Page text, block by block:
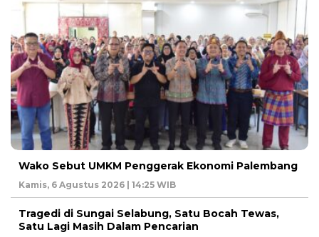
Wako Sebut UMKM Penggerak Ekonomi Palembang
Kamis, 6 Agustus 2026 | 14:25 WIB
Tragedi di Sungai Selabung, Satu Bocah Tewas,
Satu Lagi Masih Dalam Pencarian